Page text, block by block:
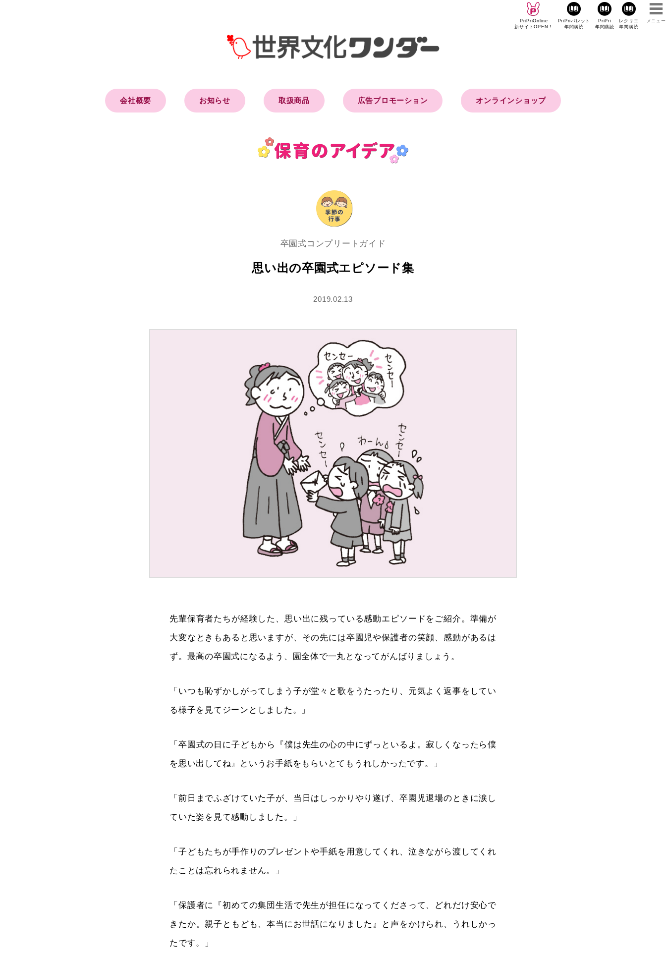
PriPriOnline
新サイトOPEN！
PriPriパレット
年間購読
PriPri
年間購読
レクリエ
年間購読
メニュー
会社概要 お知らせ 取扱商品 広告プロモーション オンラインショップ
卒園式コンプリートガイド
思い出の卒園式エピソード集
2019.02.13
先輩保育者たちが経験した、思い出に残っている感動エピソードをご紹介。準備が
大変なときもあると思いますが、その先には卒園児や保護者の笑顔、感動があるは
ず。最高の卒園式になるよう、園全体で一丸となってがんばりましょう。
「いつも恥ずかしがってしまう子が堂々と歌をうたったり、元気よく返事をしてい
る様子を見てジーンとしました。」
「卒園式の日に子どもから『僕は先生の心の中にずっといるよ。寂しくなったら僕
を思い出してね』というお手紙をもらいとてもうれしかったです。」
「前日までふざけていた子が、当日はしっかりやり遂げ、卒園児退場のときに涙し
ていた姿を見て感動しました。」
「子どもたちが手作りのプレゼントや手紙を用意してくれ、泣きながら渡してくれ
たことは忘れられません。」
「保護者に『初めての集団生活で先生が担任になってくださって、どれだけ安心で
きたか。親子ともども、本当にお世話になりました』と声をかけられ、うれしかっ
たです。」